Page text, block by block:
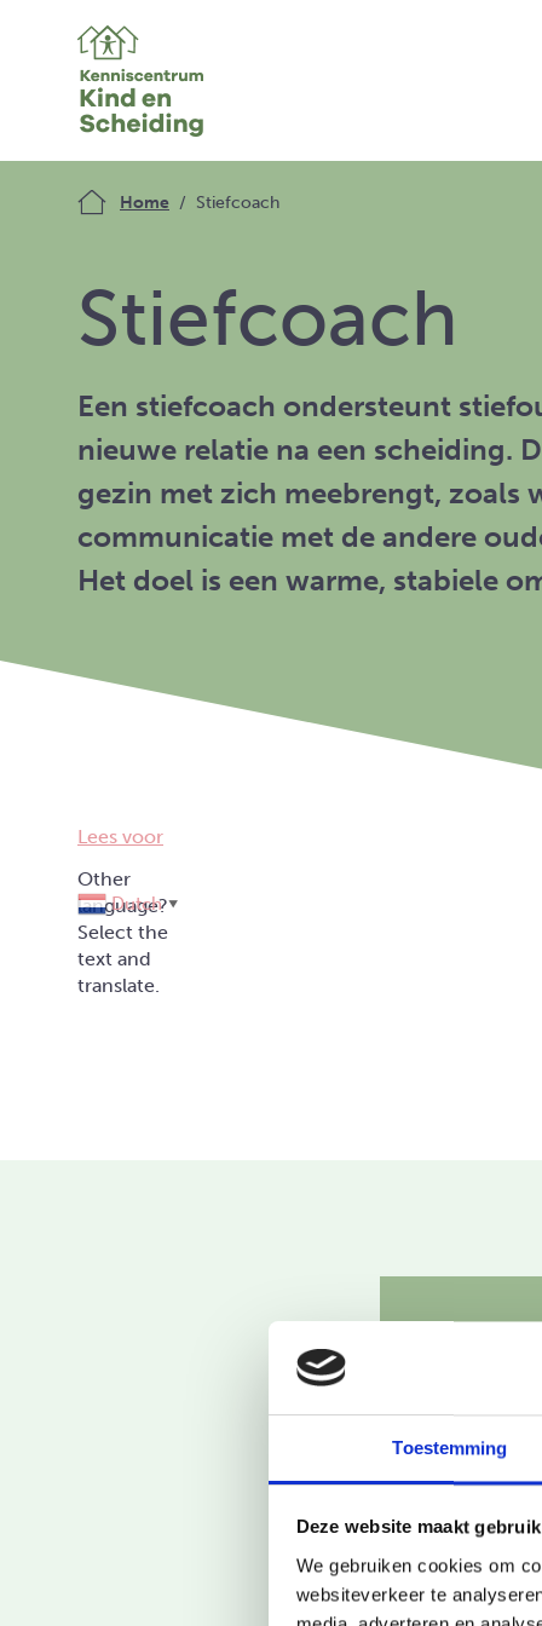
Toestemming
Deze website maakt
We gebruiken cookies om
websiteverkeer te
Home Stiefcoach
Stiefcoach
Een stiefcoach ondersteunt
nieuwe relatie na een scheiding.
gezin met zich meebrengt, zoals
communicatie met de andere
Het doel is een warme, stabiele
Lees voor
Dutch ▼
je op.
Ik ben*: